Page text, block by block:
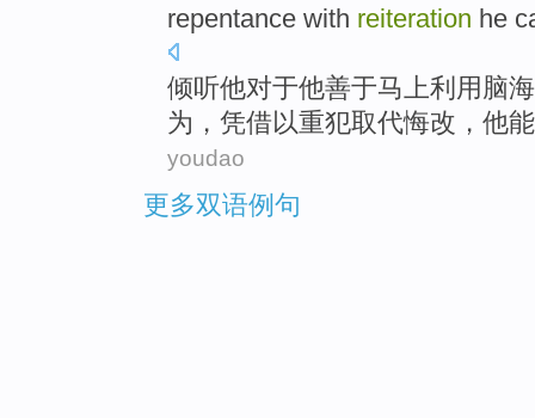
repentance with reiteration he
倾听他对于他善于马上利用 脑海
为，凭借以重犯取代悔改 ， 他
youdao
更多双语例句